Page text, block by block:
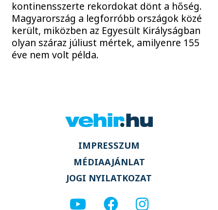
kontinensszerte rekordokat dönt a hőség.
Magyarország a legforróbb országok közé
került, miközben az Egyesült Királyságban
olyan száraz júliust mértek, amilyenre 155
éve nem volt példa.
IMPRESSZUM
MÉDIAAJÁNLAT
JOGI NYILATKOZAT